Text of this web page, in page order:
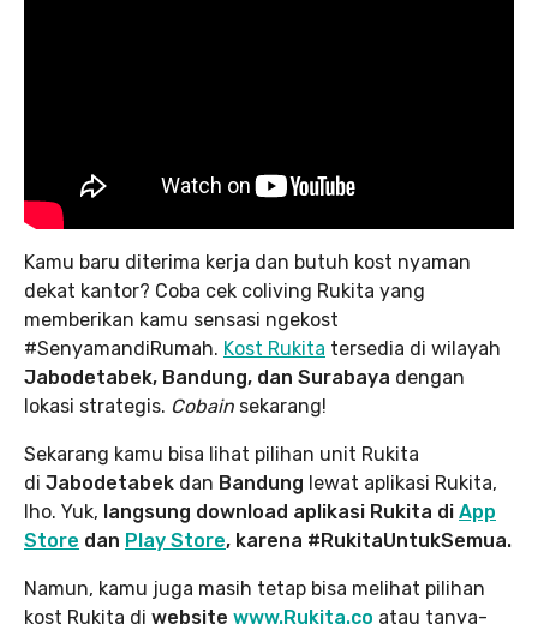
Kamu baru diterima kerja dan butuh kost nyaman
dekat kantor? Coba cek coliving Rukita yang
memberikan kamu sensasi ngekost
#SenyamandiRumah. Kost Rukita tersedia di wilayah
Jabodetabek, Bandung, dan Surabaya dengan
lokasi strategis. Cobain sekarang!
Sekarang kamu bisa lihat pilihan unit Rukita
di Jabodetabek dan Bandung lewat aplikasi Rukita,
lho. Yuk, langsung download aplikasi Rukita di App
Store dan Play Store, karena #RukitaUntukSemua.
Namun, kamu juga masih tetap bisa melihat pilihan
kost Rukita di website www.Rukita.co atau tanya-